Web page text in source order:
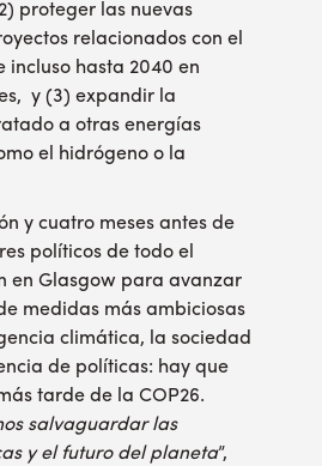
proteger las nuevas
relacionados con el
incluso hasta 2040 en
y (3) expandir la
a otras energías
el hidrógeno o la
y cuatro meses antes de
políticos de todo el
en Glasgow para avanzar
medidas más ambiciosas
climática, la sociedad
de políticas: hay que
tarde de la COP26.
salvaguardar las
y el futuro del planeta”,